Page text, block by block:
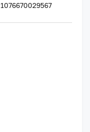
1076670029567